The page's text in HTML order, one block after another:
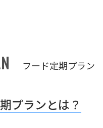
フード定期プラン
プランとは？